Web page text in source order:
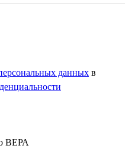
данных в
ВЕРА